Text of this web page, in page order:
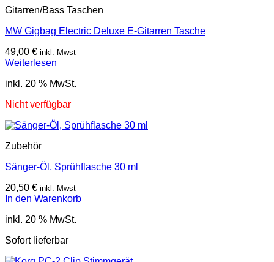
Gitarren/Bass Taschen
MW Gigbag Electric Deluxe E-Gitarren Tasche
49,00 € inkl. Mwst
Weiterlesen
inkl. 20 % MwSt.
Nicht verfügbar
Zubehör
Sänger-Öl, Sprühflasche 30 ml
20,50 € inkl. Mwst
In den Warenkorb
inkl. 20 % MwSt.
Sofort lieferbar